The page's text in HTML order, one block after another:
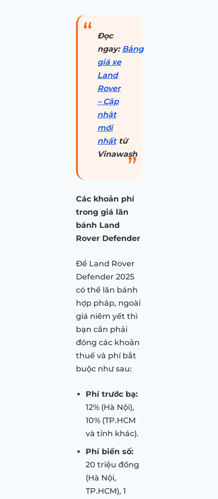
Đọc
ngay: Bảng
giá xe
Land
Rover
– Cập
nhật
mới
nhấttừ
Vinawash
Các khoản phí
trong giá lăn
bánh Land
Rover Defender
Để Land Rover
Defender 2025
có thể lăn bánh
hợp pháp, ngoài
giá niêm yết thì
bạn cần phải
đóng các khoản
thuế và phí bắt
buộc như sau:
Phí trước bạ:
12% (Hà Nội),
10% (TP.HCM
và tỉnh khác).
Phí biển số:
20 triệu đồng
(Hà Nội,
TP.HCM), 1